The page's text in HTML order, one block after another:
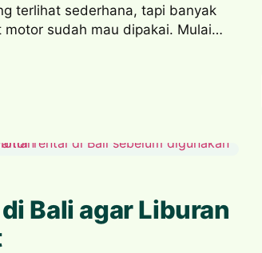
terlihat sederhana, tapi banyak
sudah mau dipakai. Mulai…
Bali agar Liburan